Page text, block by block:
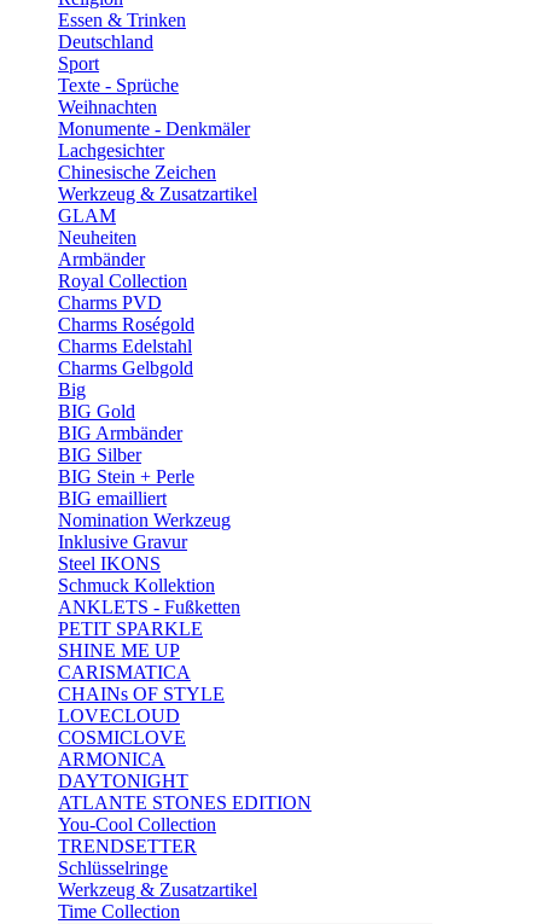
Essen & Trinken
Deutschland
Sport
Texte - Sprüche
Weihnachten
Monumente - Denkmäler
Lachgesichter
Chinesische Zeichen
Werkzeug & Zusatzartikel
GLAM
Neuheiten
Armbänder
Royal Collection
Charms PVD
Charms Roségold
Charms Edelstahl
Charms Gelbgold
Big
BIG Gold
BIG Armbänder
BIG Silber
BIG Stein + Perle
BIG emailliert
Nomination Werkzeug
Inklusive Gravur
Steel IKONS
Schmuck Kollektion
ANKLETS - Fußketten
PETIT SPARKLE
SHINE ME UP
CARISMATICA
CHAINs OF STYLE
LOVECLOUD
COSMICLOVE
ARMONICA
DAYTONIGHT
ATLANTE STONES EDITION
You-Cool Collection
TRENDSETTER
Schlüsselringe
Werkzeug & Zusatzartikel
Time Collection